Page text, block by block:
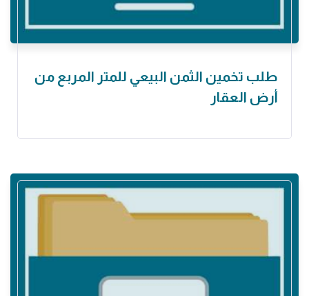
طلب تخمين الثمن البيعي للمتر المربع من
أرض العقار ‏